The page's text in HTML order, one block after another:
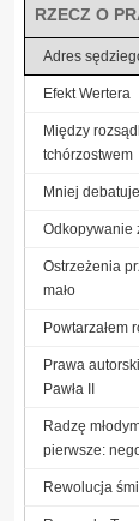
RZECZ O
Adres
Efekt Wertera
Między
tchórzostwem
Mniej
Odkopywanie
Ostrzeżenia
mało
Powtarzałem
Prawa
Pawła II
Radzę
pierwsze:
Rewolucja